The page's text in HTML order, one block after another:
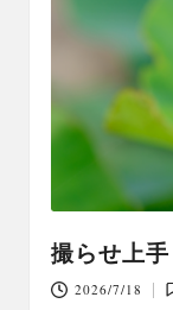
撮らせ上手
2026/7/18